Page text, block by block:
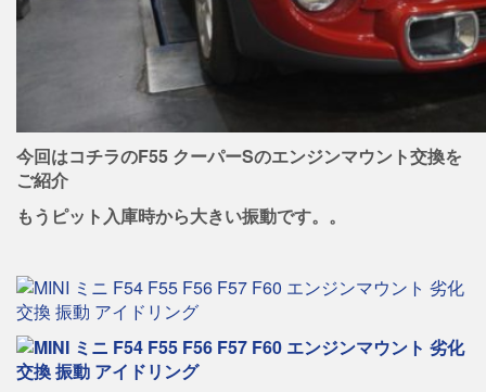
今回はコチラのF55 クーパーSのエンジンマウント交換を
ご紹介
もうピット入庫時から大きい振動です。。